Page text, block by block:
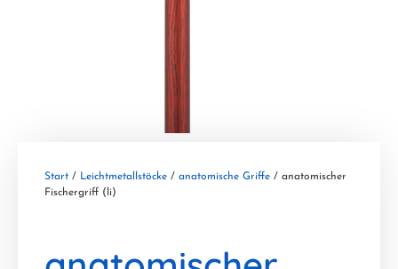
Start / Leichtmetallstöcke / anatomische Griffe / anatomischer
Fischergriff (li)